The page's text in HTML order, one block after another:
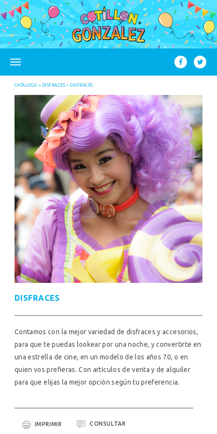
CATÁLOGO DISFRACES DISFRACES
DISFRACES
Contamos con la mejor variedad de disfraces y accesorios,
para que te puedas lookear por una noche, y convertirte en
una estrella de cine, en un modelo de los años 70, o en
quien vos prefieras. Con artículos de venta y de alquiler
para que elijas la mejor opción según tu preferencia.
IMPRIMIR CONSULTAR